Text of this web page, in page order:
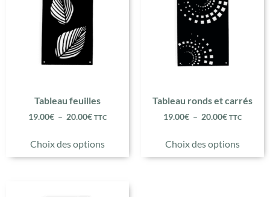
Tableau feuilles
19.00€ – 20.00€ TTC
Choix des options
Tableau ronds et carrés
19.00€ – 20.00€ TTC
Choix des options